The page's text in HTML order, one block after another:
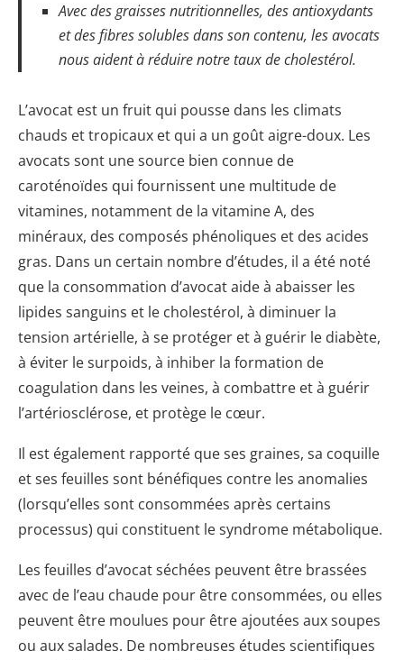
Avec des graisses nutritionnelles, des antioxydants
et des fibres solubles dans son contenu, les avocats
nous aident à réduire notre taux de cholestérol.
L’avocat est un fruit qui pousse dans les climats
chauds et tropicaux et qui a un goût aigre-doux. Les
avocats sont une source bien connue de
caroténoïdes qui fournissent une multitude de
vitamines, notamment de la vitamine A, des
minéraux, des composés phénoliques et des acides
gras. Dans un certain nombre d’études, il a été noté
que la consommation d’avocat aide à abaisser les
lipides sanguins et le cholestérol, à diminuer la
tension artérielle, à se protéger et à guérir le diabète,
à éviter le surpoids, à inhiber la formation de
coagulation dans les veines, à combattre et à guérir
l’artériosclérose, et protège le cœur.
Il est également rapporté que ses graines, sa coquille
et ses feuilles sont bénéfiques contre les anomalies
(lorsqu’elles sont consommées après certains
processus) qui constituent le syndrome métabolique.
Les feuilles d’avocat séchées peuvent être brassées
avec de l’eau chaude pour être consommées, ou elles
peuvent être moulues pour être ajoutées aux soupes
ou aux salades. De nombreuses études scientifiques